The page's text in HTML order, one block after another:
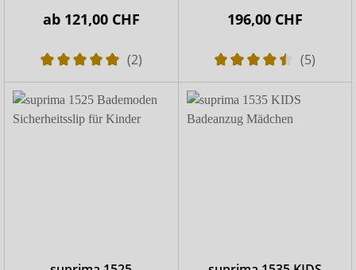
ab 121,00 CHF
(2)
196,00 CHF
(5)